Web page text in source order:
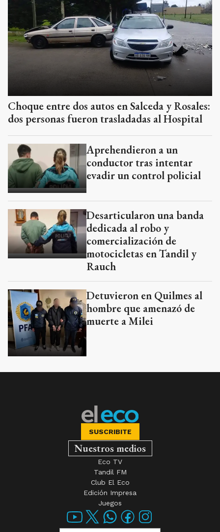
Choque entre dos autos en Salceda y Rosales:
dos personas fueron trasladadas al Hospital
Aprehendieron a un
conductor tras intentar
evadir un control policial
Desarticularon una banda
dedicada al robo y
comercialización de
motocicletas en Tandil y
Rauch
Detuvieron en Quilmes al
hombre que amenazó de
muerte a Milei
SUSCRIBITE
Nuestros medios
Eco TV
Tandil FM
Club El Eco
Edición Impresa
Juegos